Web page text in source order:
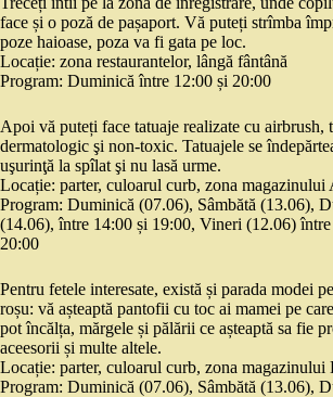
face și o poză de pașaport. Vă puteți strîmba
poze haioase, poza va fi gata pe loc.
Locație: zona restaurantelor, lângă fântână
Program: Duminică între 12:00 și 20:00
Apoi vă puteți face tatuaje realizate cu airbrush,
dermatologic şi non-toxic. Tatuajele se
uşurinţă la spîlat şi nu lasă urme.
Locație: parter, culoarul curb, zona magazinului
Program: Duminică (07.06), Sâmbătă (13.06),
(14.06), între 14:00 și 19:00, Vineri (12.06)
20:00
Pentru fetele interesate, există și parada modei
roșu: vă așteaptă pantofii cu toc ai mamei pe
pot încălța, mărgele și pălării ce așteaptă sa fie
aceesorii și multe altele.
Locație: parter, culoarul curb, zona
Program: Duminică (07.06), Sâmbătă (13.06),